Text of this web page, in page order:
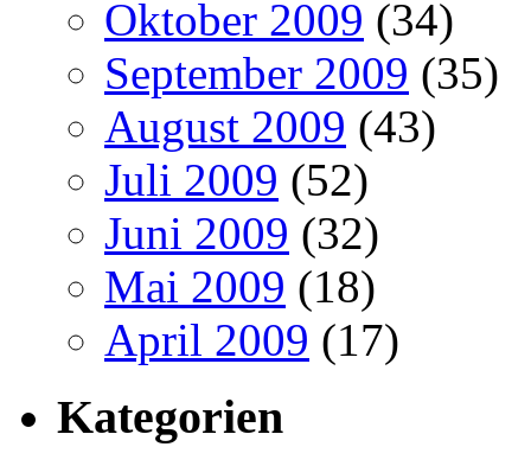
Oktober 2009 (34)
September 2009 (35)
August 2009 (43)
Juli 2009 (52)
Juni 2009 (32)
Mai 2009 (18)
April 2009 (17)
Kategorien